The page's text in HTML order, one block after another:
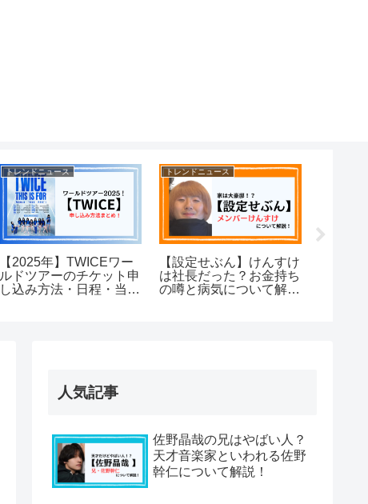
トレンドニュース
【2025年】TWICEワー
ルドツアーのチケット申
し込み方法・日程・当選
トレンドニュース
【設定せぶん】けんすけ
は社長だった？お金持ち
の噂と病気について解
人気記事
佐野晶哉の兄はやばい人？
天才音楽家といわれる佐野
幹仁について解説！